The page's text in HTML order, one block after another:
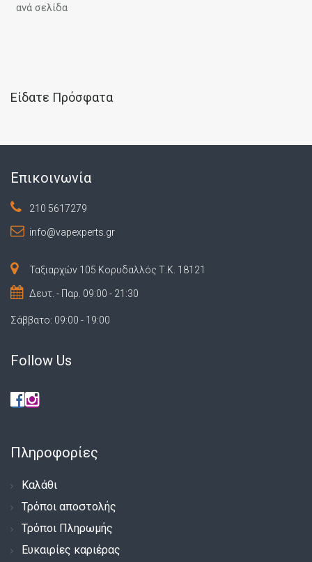
ανά σελίδα
Είδατε Πρόσφατα
Επικοινωνία
210 5617279
info@vapexperts.gr
Ταξιαρχών 105 Κορυδαλλός Τ.Κ. 18121
Δευτ. - Παρ. 09:00 - 21:30
Σάββατο: 09:00 - 19:00
Follow Us
Πληροφορίες
Καλάθι
Τρόποι αποστολής
Τρόποι Πληρωμής
Ευκαιρίες καριέρας